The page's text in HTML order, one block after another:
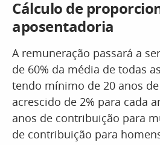
Cálculo de
aposentadoria
A remuneração passará a
de 60% da média de todas
tendo mínimo de 20 anos
acrescido de 2% para cada
anos de contribuição para
de contribuição para